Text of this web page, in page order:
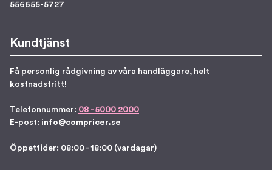
556655-5727
Kundtjänst
Få personlig rådgivning av våra handläggare, helt
kostnadsfritt!
Telefonnummer: 08 - 5000 2000
E-post: info@compricer.se
Öppettider: 08:00 - 18:00 (vardagar)